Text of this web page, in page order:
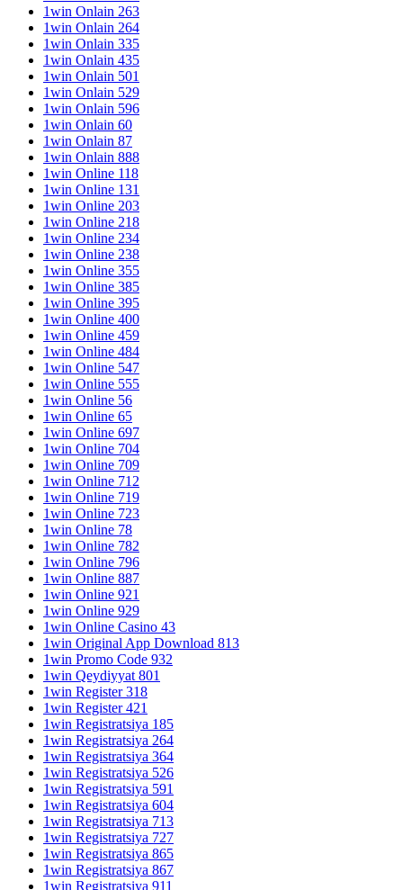
1win Onlain 263
1win Onlain 264
1win Onlain 335
1win Onlain 435
1win Onlain 501
1win Onlain 529
1win Onlain 596
1win Onlain 60
1win Onlain 87
1win Onlain 888
1win Online 118
1win Online 131
1win Online 203
1win Online 218
1win Online 234
1win Online 238
1win Online 355
1win Online 385
1win Online 395
1win Online 400
1win Online 459
1win Online 484
1win Online 547
1win Online 555
1win Online 56
1win Online 65
1win Online 697
1win Online 704
1win Online 709
1win Online 712
1win Online 719
1win Online 723
1win Online 78
1win Online 782
1win Online 796
1win Online 887
1win Online 921
1win Online 929
1win Online Casino 43
1win Original App Download 813
1win Promo Code 932
1win Qeydiyyat 801
1win Register 318
1win Register 421
1win Registratsiya 185
1win Registratsiya 264
1win Registratsiya 364
1win Registratsiya 526
1win Registratsiya 591
1win Registratsiya 604
1win Registratsiya 713
1win Registratsiya 727
1win Registratsiya 865
1win Registratsiya 867
1win Registratsiya 911